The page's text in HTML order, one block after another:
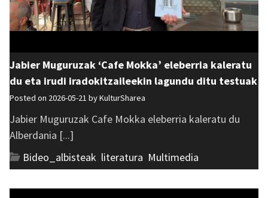
Jabier Muguruzak ‘Cafe Mokka’ eleberria kaleratu
du eta irudi iradokitzaileekin lagundu ditu testuak
Posted on 2026-05-21 byKulturSharea
Jabier Muguruzak Cafe Mokka eleberria kaleratu du
Alberdania [...]
Bideo_albisteak literatura Multimedia